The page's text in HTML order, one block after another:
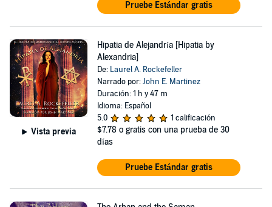
Pruebe Estándar gratis
Vista previa
Hipatia de Alejandría [Hipatia by
Alexandria]
De: Laurel A. Rockefeller
Narrado por:John E. Martinez
Duración: 1 h y 47 m
Idioma: Español
5.0
1 calificación
$7.78 o gratis con una prueba de 30
días
Pruebe Estándar gratis